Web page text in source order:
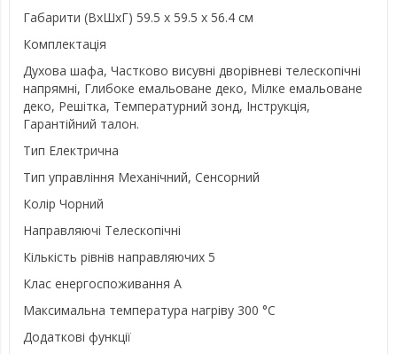
Габарити (ВхШхГ) 59.5 х 59.5 х 56.4 см
Комплектація
Духова шафа, Частково висувні дворівневі телескопічні
напрямні, Глибоке емальоване деко, Мілке емальоване
деко, Решітка, Температурний зонд, Інструкція,
Гарантійний талон.
Тип Електрична
Тип управління Механічний, Сенсорний
Колір Чорний
Направляючі Телескопічні
Кількість рівнів направляючих 5
Клас енергоспоживання А
Максимальна температура нагріву 300 °C
Додаткові функції